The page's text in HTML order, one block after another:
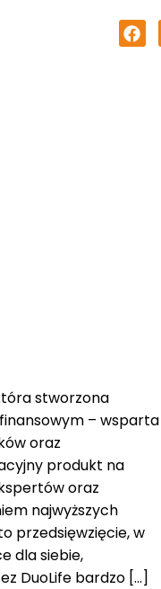
stworzona
– wsparta
oraz
produkt na
oraz
najwyższych
przedsięwzięcie, w
dla siebie,
DuoLife bardzo […]